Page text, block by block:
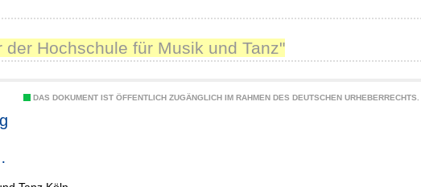
der Hochschule für Musik und Tanz"
DAS DOKUMENT IST ÖFFENTLICH ZUGÄNGLICH IM RAHMEN DES DEUTSCHEN URHEBERRECHTS.